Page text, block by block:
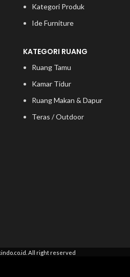
Kategori Produk
Ide Furniture
KATEGORI RUANG
Ruang Tamu
Kamar Tidur
Ruang Makan & Dapur
Teras / Outdoor
All right reserved